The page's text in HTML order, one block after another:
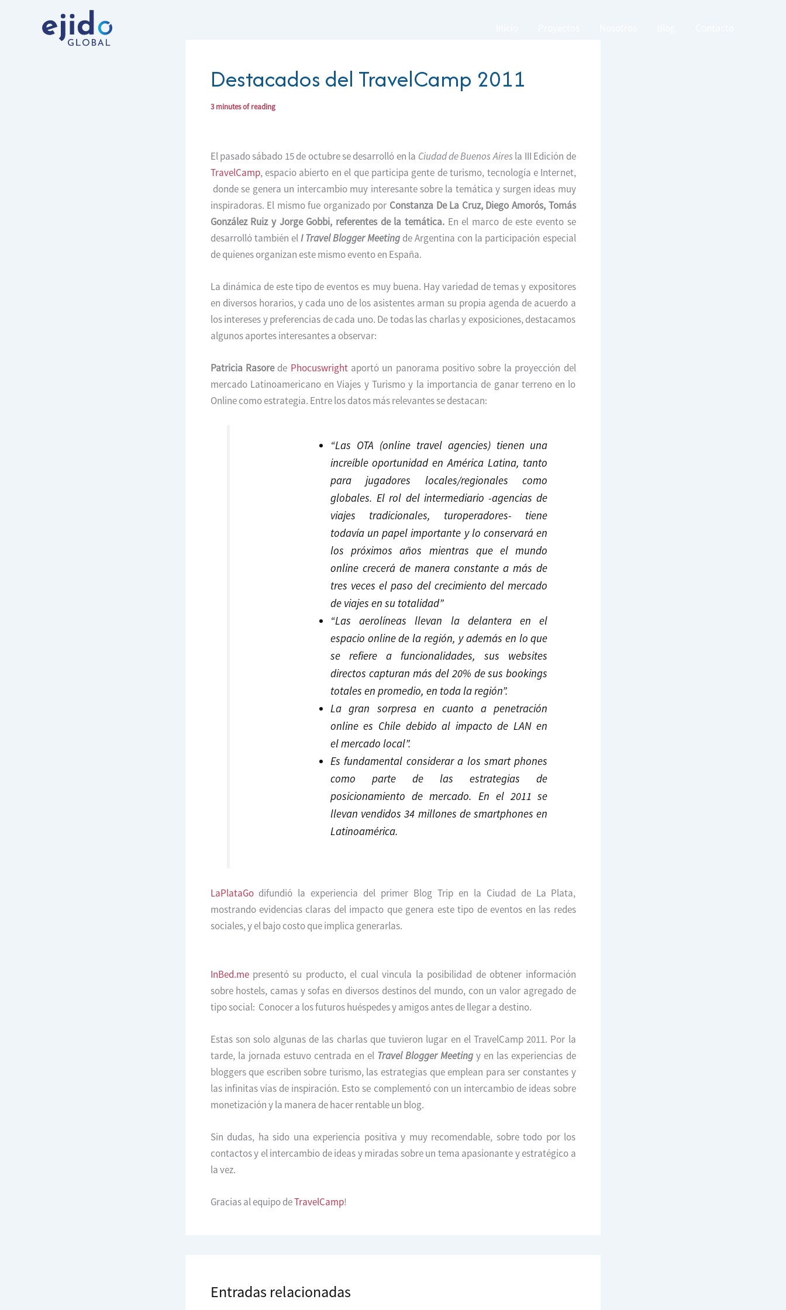
Destacados del TravelCamp 2011
3 minutes of reading
El pasado sábado 15 de octubre se desarrolló en la Ciudad de Buenos Aires la III Edición de
TravelCamp, espacio abierto en el que participa gente de turismo, tecnología e Internet,
donde se genera un intercambio muy interesante sobre la temática y surgen ideas muy
inspiradoras. El mismo fue organizado por Constanza De La Cruz, Diego Amorós, Tomás
González Ruiz y Jorge Gobbi, referentes de la temática. En el marco de este evento se
desarrolló también elI Travel Blogger Meeting de Argentina con la participación especial
de quienes organizan este mismo evento en España.
La dinámica de este tipo de eventos es muy buena. Hay variedad de temas y expositores
en diversos horarios, y cada uno de los asistentes arman su propia agenda de acuerdo a
los intereses y preferencias de cada uno. De todas las charlas y exposiciones, destacamos
algunos aportes interesantes a observar:
Patricia Rasorede Phocuswrightaportó un panorama positivo sobre la proyección del
mercado Latinoamericano en Viajes y Turismo y la importancia de ganar terreno en lo
Online como estrategia. Entre los datos más relevantes se destacan:
“Las OTA (online travel agencies) tienen una
increíble oportunidad en América Latina, tanto
para jugadores locales/regionales como
globales. El rol del intermediario -agencias de
viajes tradicionales, turoperadores- tiene
todavía un papel importante y lo conservará en
los próximos años mientras que el mundo
online crecerá de manera constante a más de
tres veces el paso del crecimiento del mercado
de viajes en su totalidad”
“Las aerolíneas llevan la delantera en el
espacio online de la región, y además en lo que
se refiere a funcionalidades, sus websites
directos capturan más del 20% de sus bookings
totales en promedio, en toda la región”.
La gran sorpresa en cuanto a penetración
online es Chile debido al impacto de LAN en
el mercado local”.
Es fundamental considerar a los smart phones
como parte de las estrategias de
posicionamiento de mercado. En el 2011 se
llevan vendidos 34 millones de smartphones en
Latinoamérica.
LaPlataGodifundió la experiencia del primer Blog Trip en la Ciudad de La Plata,
mostrando evidencias claras del impacto que genera este tipo de eventos en las redes
sociales, y el bajo costo que implica generarlas.
InBed.mepresentó su producto, el cual vincula la posibilidad de obtener información
sobre hostels, camas y sofas en diversos destinos del mundo, con un valor agregado de
tipo social: Conocer a los futuros huéspedes y amigos antes de llegar a destino.
Estas son solo algunas de las charlas que tuvieron lugar en el TravelCamp 2011. Por la
tarde, la jornada estuvo centrada en el Travel Blogger Meeting y en las experiencias de
bloggers que escriben sobre turismo, las estrategias que emplean para ser constantes y
las infinitas vías de inspiración. Esto se complementó con un intercambio de ideas sobre
monetización y la manera de hacer rentable un blog.
Sin dudas, ha sido una experiencia positiva y muy recomendable, sobre todo por los
contactos y el intercambio de ideas y miradas sobre un tema apasionante y estratégico a
la vez.
Gracias al equipo deTravelCamp!
Entradas relacionadas